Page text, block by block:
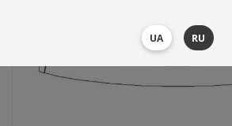
UA RU